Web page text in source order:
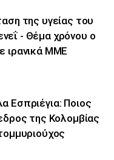
της υγείας του
- Θέμα χρόνου ο
ιρανικά ΜΜΕ
Εσπριέγια: Ποιος
της Κολομβίας